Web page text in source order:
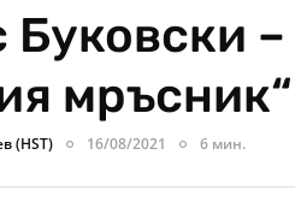
Буковски
мръсник“
(HST) 16/08/2021 6 мин.